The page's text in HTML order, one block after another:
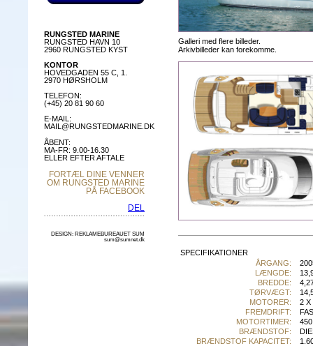
RUNGSTED MARINE
RUNGSTED HAVN 10
2960 RUNGSTED KYST
KONTOR
HOVEDGADEN 55 C, 1.
2970 HØRSHOLM
TELEFON:
(+45) 20 81 90 60
E-MAIL:
MAIL@RUNGSTEDMARINE.DK
ÅBENT:
MA-FR: 9.00-16.30
ELLER EFTER AFTALE
FORTÆL DINE VENNER
OM RUNGSTED MARINE
PÅ FACEBOOK
DEL
DESIGN: REKLAMEBUREAUET SUM
sum@sumnet.dk
Galleri med flere billeder.
Arkivbilleder kan forekomme.
SPECIFIKATIONER
ÅRGANG:
LÆNGDE:
BREDDE:
TØRVÆGT:
MOTORER:
2 X
FREMDRIFT:
MOTORTIMER:
450
BRÆNDSTOF:
BRÆNDSTOF KAPACITET: